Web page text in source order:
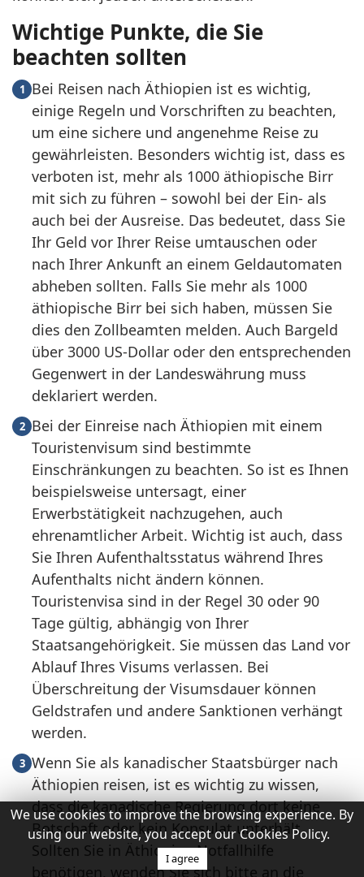
Wichtige Punkte, die Sie
beachten sollten
1 Bei Reisen nach Äthiopien ist es wichtig,
einige Regeln und Vorschriften zu beachten,
um eine sichere und angenehme Reise zu
gewährleisten. Besonders wichtig ist, dass es
verboten ist, mehr als 1000 äthiopische Birr
mit sich zu führen – sowohl bei der Ein- als
auch bei der Ausreise. Das bedeutet, dass Sie
Ihr Geld vor Ihrer Reise umtauschen oder
nach Ihrer Ankunft an einem Geldautomaten
abheben sollten. Falls Sie mehr als 1000
äthiopische Birr bei sich haben, müssen Sie
dies den Zollbeamten melden. Auch Bargeld
über 3000 US-Dollar oder den entsprechenden
Gegenwert in der Landeswährung muss
deklariert werden.
2 Bei der Einreise nach Äthiopien mit einem
Touristenvisum sind bestimmte
Einschränkungen zu beachten. So ist es Ihnen
beispielsweise untersagt, einer
Erwerbstätigkeit nachzugehen, auch
ehrenamtlicher Arbeit. Wichtig ist auch, dass
Sie Ihren Aufenthaltsstatus während Ihres
Aufenthalts nicht ändern können.
Touristenvisa sind in der Regel 30 oder 90
Tage gültig, abhängig von Ihrer
Staatsangehörigkeit. Sie müssen das Land vor
Ablauf Ihres Visums verlassen. Bei
Überschreitung der Visumsdauer können
Geldstrafen und andere Sanktionen verhängt
werden.
3 Wenn Sie als kanadischer Staatsbürger nach
Äthiopien reisen, ist es wichtig zu wissen,
dass die kanadische Regierung dort keine
Botschaft oder kein Konsulat unterhält.
Sollten Sie in Äthiopien Notfallhilfe
benötigen, wenden Sie sich bitte an die
We use cookies to improve the browsing experience. By
using our website, you accept our Cookies Policy.
I agree